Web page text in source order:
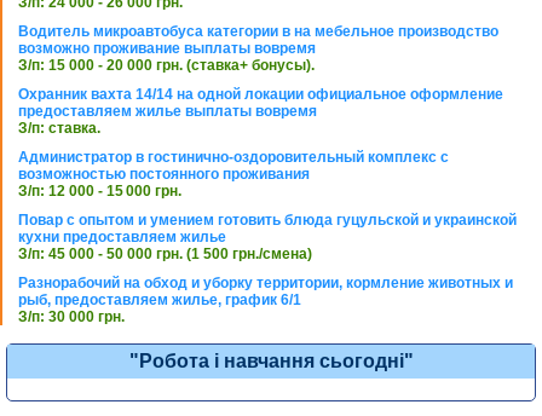
Водитель микроавтобуса категории в на мебельное производство
возможно проживание выплаты вовремя
З/п: 15 000 - 20 000 грн. (ставка+ бонусы).
Охранник вахта 14/14 на одной локации официальное оформление
предоставляем жилье выплаты вовремя
З/п: ставка.
Администратор в гостинично-оздоровительный комплекс с
возможностью постоянного проживания
З/п: 12 000 - 15 000 грн.
Повар с опытом и умением готовить блюда гуцульской и украинской
кухни предоставляем жилье
З/п: 45 000 - 50 000 грн. (1 500 грн./смена)
Разнорабочий на обход и уборку территории, кормление животных и
рыб, предоставляем жилье, график 6/1
З/п: 30 000 грн.
"Робота і навчання сьогодні"